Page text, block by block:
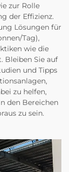
zur Rolle
der Effizienz.
Lösungen für
Tag),
wie die
Bleiben Sie auf
und Tipps
zu helfen,
den Bereichen
zu sein.